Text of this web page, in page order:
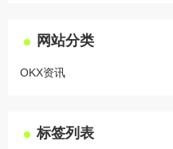
网站分类
OKX资讯
标签列表